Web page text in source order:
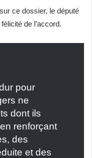
ce dossier, le député
félicité de l’accord.
pour
ne
dont ils
renforçant
des
et des